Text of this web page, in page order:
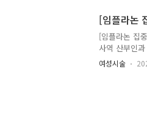
죠. 여러 방법
들이 부담스
[임플라논
[임플라논 집
사역 산부인
어요. 종류가
이 나에게 맞
세하게 알아
알려진 피임
여성시술